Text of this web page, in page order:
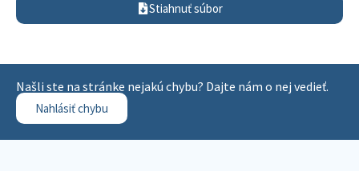
Stiahnuť súbor
Našli ste na stránke nejakú chybu? Dajte nám o nej vedieť.
Nahlásiť chybu